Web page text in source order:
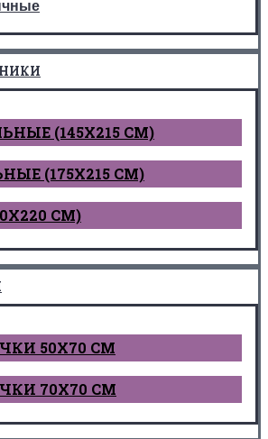
(145Х215 СМ)
(175Х215 СМ)
СМ)
50Х70 СМ
70Х70 СМ